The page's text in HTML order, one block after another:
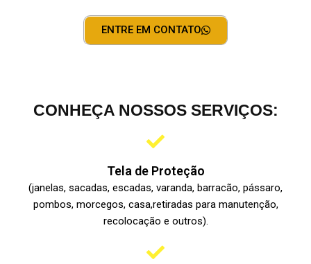
ENTRE EM CONTATO
CONHEÇA NOSSOS SERVIÇOS:
Tela de Proteção
(janelas, sacadas, escadas, varanda, barracão, pássaro,
pombos, morcegos, casa,retiradas para manutenção,
recolocação e outros).